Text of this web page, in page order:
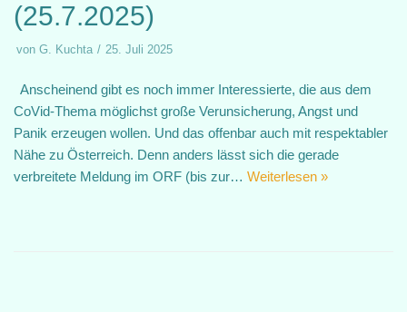
(25.7.2025)
von G. Kuchta 25. Juli 2025
Anscheinend gibt es noch immer Interessierte, die aus dem
CoVid-Thema möglichst große Verunsicherung, Angst und
Panik erzeugen wollen. Und das offenbar auch mit respektabler
Nähe zu Österreich. Denn anders lässt sich die gerade
verbreitete Meldung im ORF (bis zur… Weiterlesen »